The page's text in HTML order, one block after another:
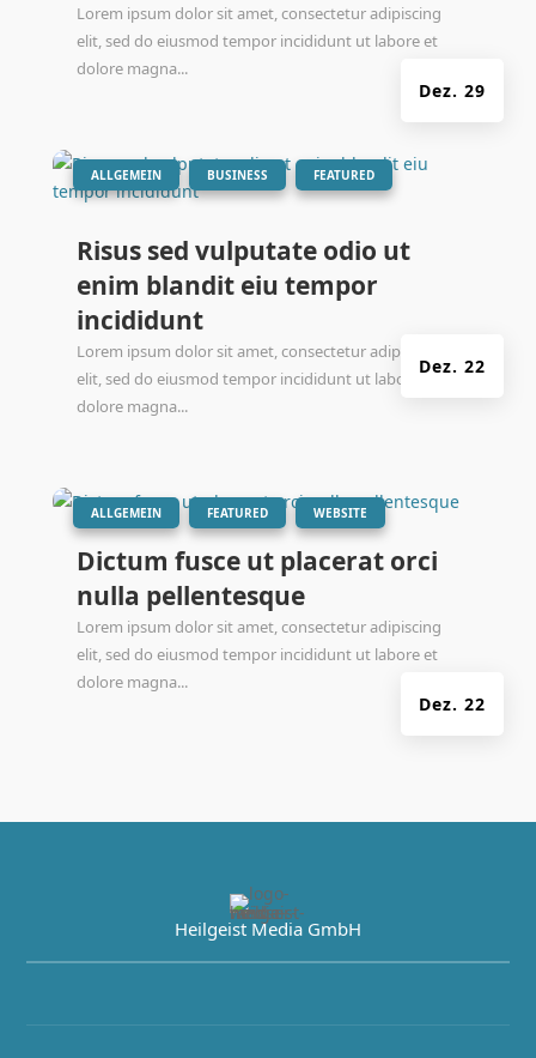
Dez. 29
Lorem ipsum dolor sit amet, consectetur adipiscing
elit, sed do eiusmod tempor incididunt ut labore et
dolore magna...
Risus sed vulputate odio ut
enim blandit eiu tempor
incididunt
Dez. 22
| ALLGEMEIN BUSINESS FEATURED
Lorem ipsum dolor sit amet, consectetur adipiscing
elit, sed do eiusmod tempor incididunt ut labore et
dolore magna...
Dictum fusce ut placerat orci
nulla pellentesque
Dez. 22
| ALLGEMEIN FEATURED WEBSITE
Lorem ipsum dolor sit amet, consectetur adipiscing
elit, sed do eiusmod tempor incididunt ut labore et
dolore magna...
Heilgeist Media GmbH